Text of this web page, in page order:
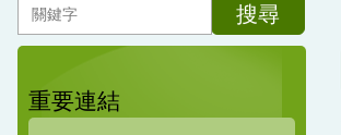
搜尋
重要連結